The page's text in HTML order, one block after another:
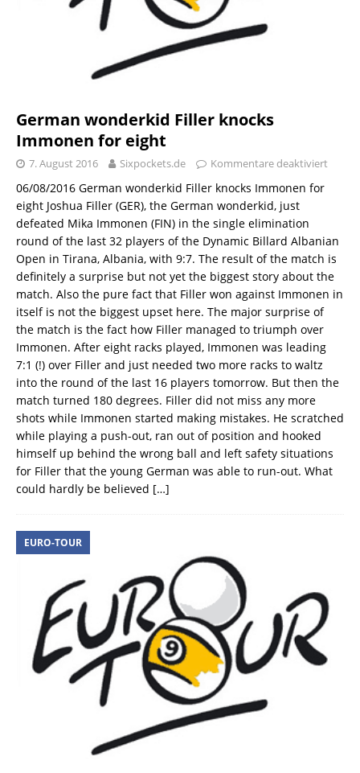
German wonderkid Filler knocks
Immonen for eight
7. August 2016 Sixpockets.de Kommentare deaktiviert
06/08/2016 German wonderkid Filler knocks Immonen for
eight Joshua Filler (GER), the German wonderkid, just
defeated Mika Immonen (FIN) in the single elimination
round of the last 32 players of the Dynamic Billard Albanian
Open in Tirana, Albania, with 9:7. The result of the match is
definitely a surprise but not yet the biggest story about the
match. Also the pure fact that Filler won against Immonen in
itself is not the biggest upset here. The major surprise of
the match is the fact how Filler managed to triumph over
Immonen. After eight racks played, Immonen was leading
7:1 (!) over Filler and just needed two more racks to waltz
into the round of the last 16 players tomorrow. But then the
match turned 180 degrees. Filler did not miss any more
shots while Immonen started making mistakes. He scratched
while playing a push-out, ran out of position and hooked
himself up behind the wrong ball and left safety situations
for Filler that the young German was able to run-out. What
could hardly be believed […]
EURO-TOUR